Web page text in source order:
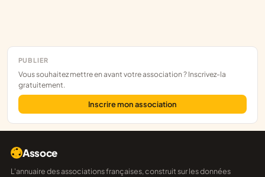
PUBLIER
Vous souhaitez mettre en avant votre association ? Inscrivez-la
gratuitement.
Inscrire mon association
Assoce
L'annuaire des associations françaises, construit sur les données